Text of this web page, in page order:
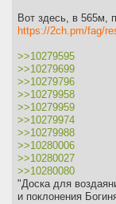
Вот здесь, в 565м,
https://2ch.pm/fag/
>>10279595
>>10279699
>>10279796
>>10279958
>>10279959
>>10279974
>>10279988
>>10280006
>>10280027
>>10280080
"Доска для
и поклонения